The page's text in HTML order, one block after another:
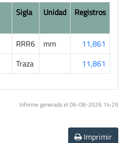
Sigla Unidad Registros
RRR6 mm
11,861
Traza 11,861
Informe generado el 06-08-2026 14:29
Imprimir